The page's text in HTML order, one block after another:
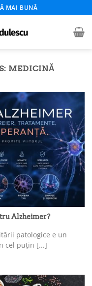
MAI BUNĂ
MEDICINĂ
Alzheimer?
patologice e un
cel puțin [...]